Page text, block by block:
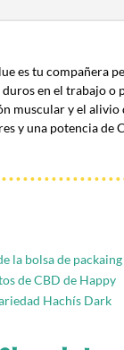
es tu compañera
en el trabajo o
y el alivio
y una potencia de